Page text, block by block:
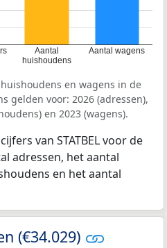
Aantal
huishoudens
Aantal wagens
en wagens in de
gelden voor: 2026 (adressen),
en 2023 (wagens).
van STATBEL voor de
adressen, het aantal
en het aantal
(€34.029)